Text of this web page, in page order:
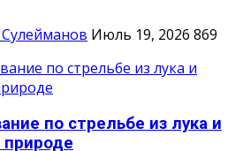
Июль 19, 2026 869
по стрельбе из лука и